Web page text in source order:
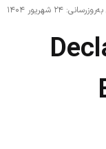
۲۴ شهریور ۱۴۰۴